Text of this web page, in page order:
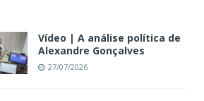
Vídeo | A análise política de
Alexandre Gonçalves
27/07/2026